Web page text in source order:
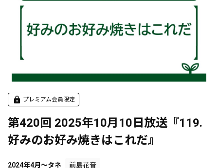
プレミアム会員限定
第420回 2025年10月10日放送『119.
好みのお好み焼きはこれだ』
2024年4月～タネ 前島花音